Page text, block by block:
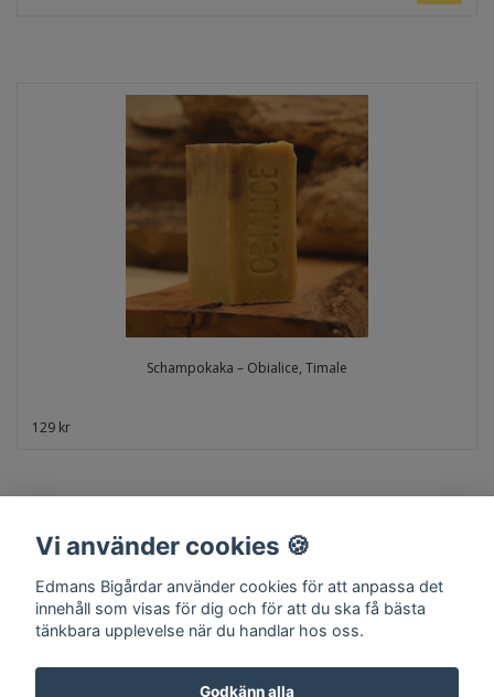
Schampokaka – Obialice, Timale
129 kr
Hem Om oss Kontakt Köpvillkor Surret
Vi använder cookies 🍪
Edmans Bigårdar använder cookies för att anpassa det
innehåll som visas för dig och för att du ska få bästa
tänkbara upplevelse när du handlar hos oss.
Godkänn alla